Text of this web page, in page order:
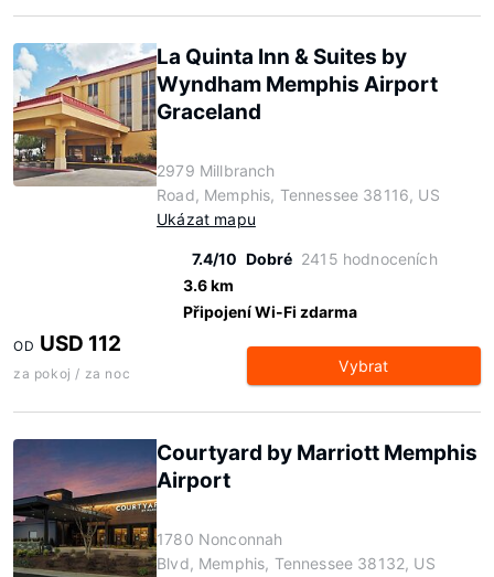
La Quinta Inn & Suites by
Wyndham Memphis Airport
Graceland
2979 Millbranch
Road, Memphis, Tennessee 38116, US
Ukázat mapu
7.4/10 Dobré 2415 hodnoceních
3.6 km
Připojení Wi-Fi zdarma
OD USD 112
za pokoj / za noc Vybrat
Courtyard by Marriott Memphis
Airport
1780 Nonconnah
Blvd, Memphis, Tennessee 38132, US